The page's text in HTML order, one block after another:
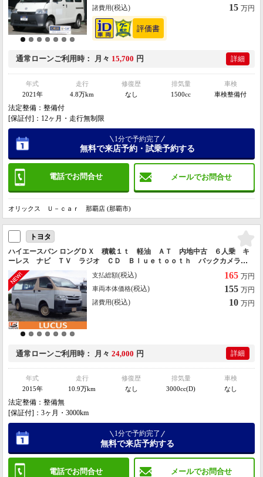
諸費用(税込) 15 万円
通常ローンご利用時 月々 15,700 円 詳細
年式
2021年
走行
4.8万km
修復歴
なし
排気量
1500cc
車検
車検整備付
法定整備：整備付
[保証付]：12ヶ月・走行無制限
電話でお問合せ メールでお問合せ
1分で予約完了
無料で来店予約・試乗予約する
オリックス Ｕ－ｃａｒ 那覇店 (那覇市)
トヨタ
ハイエースバン ロングＤＸ 積載１ｔ 軽油 ＡＴ 内地中古 ６人乗 キ
ーレス ナビ ＴＶ ラジオ ＣＤ Ｂｌｕｅｔｏｏｔｈ バックカメラ
両側スライドドア パワーウィンド
支払総額(税込) 165 万円
車両本体価格(税込) 155 万円
諸費用(税込) 10 万円
通常ローンご利用時 月々 24,000 円 詳細
年式
2015年
走行
10.9万km
修復歴
なし
排気量
3000cc(D)
車検
なし
法定整備：整備無
[保証付]：3ヶ月・3000km
電話でお問合せ メールでお問合せ
1分で予約完了
無料で来店予約する